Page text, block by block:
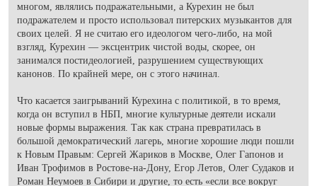
многом, являлись подражательными, а Курехин не был
подражателем и просто использовал питерских музыкантов для
своих целей. Я не считаю его идеологом чего-либо, на мой
взгляд, Курехин — эксцентрик чистой воды, скорее, он
занимался постидеологией, разрушением существующих
канонов. По крайней мере, он с этого начинал.
Что касается заигрываний Курехина с политикой, в то время,
когда он вступил в НБП, многие культурные деятели искали
новые формы выражения. Так как страна превратилась в
большой демократический лагерь, многие хорошие люди пошли
к Новым Правым: Сергей Жариков в Москве, Олег Гапонов и
Иван Трофимов в Ростове-на-Дону, Егор Летов, Олег Судаков и
Роман Неумоев в Сибири и другие, то есть «если все вокруг